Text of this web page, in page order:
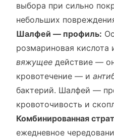
выбора при сильно
небольших
Шалфей — профиль:
розмариновая
вяжущее действие —
кровотечение — и
бактерий. Шалфей —
кровоточивость и
Комбинированная
ежедневное